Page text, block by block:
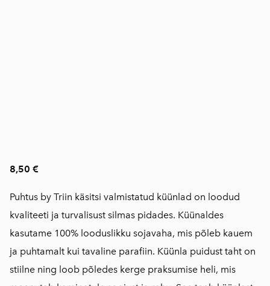
8,50 €
Puhtus by Triin käsitsi valmistatud küünlad on loodud
kvaliteeti ja turvalisust silmas pidades. Küünaldes
kasutame 100% looduslikku sojavaha, mis põleb kauem
ja puhtamalt kui tavaline parafiin. Küünla puidust taht on
stiilne ning loob põledes kerge praksumise heli, mis